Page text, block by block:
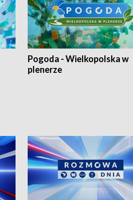
Pogoda - Wielkopolska w
plenerze